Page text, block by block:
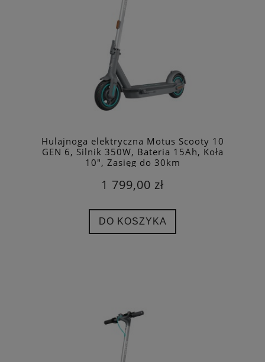
Hulajnoga elektryczna Motus Scooty 10
GEN 6, Silnik 350W, Bateria 15Ah, Koła
10", Zasięg do 30km
1 799,00 zł
DO KOSZYKA